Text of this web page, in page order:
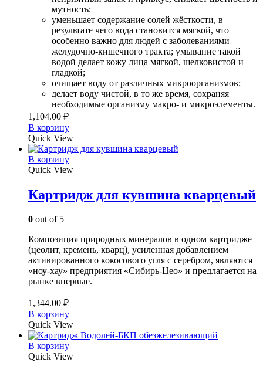
мутность;
уменьшает содержание солей жёсткости, в
результате чего вода становится мягкой, что
особенно важно для людей с заболеваниями
желудочно-кишечного тракта; умывание такой
водой делает кожу лица мягкой, шелковистой и
гладкой;
очищает воду от различных микроорганизмов;
делает воду чистой, в то же время, сохраняя
необходимые организму макро- и микроэлементы.
1,104.00 ₽
В корзину
Quick View
В корзину
Quick View
Картридж для кувшина кварцевый
0 out of 5
Композиция природных минералов в одном картридже
(цеолит, кремень, кварц), усиленная добавлением
активированного кокосового угля с серебром, являются
«ноу-хау» предприятия «Сибирь-Цео» и предлагается на
рынке впервые.
1,344.00 ₽
В корзину
Quick View
В корзину
Quick View